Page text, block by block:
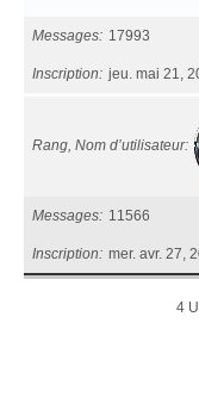
Messages 17993
Inscription jeu. mai 21,
Rang, Nom d’utilisateur
Messages 11566
Inscription mer. avr. 27,
4